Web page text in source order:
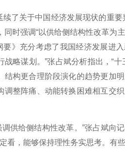
了关于中国经济发展现状的重要
时强调“以供给侧结构性改革为
》充分考虑了我国经济发展进
略谋划。”张占斌分析指出，“十
构更合理阶段演化的趋势更加
整阵痛、动能转换困难相互交
给侧结构性改革。”张占斌向
看，能够保持理性务实思考。有